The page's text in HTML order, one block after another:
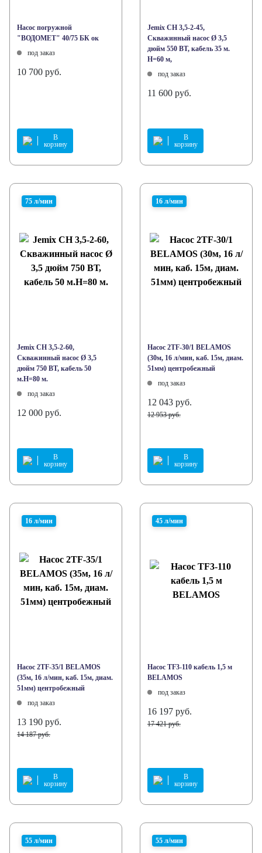
Насос погружной
"ВОДОМЕТ" 40/75 БК ок
под заказ
10 700 руб.
В
корзину
Jemix СН 3,5-2-45,
Скважинный насос Ø 3,5
дюйм 550 ВТ, кабель 35 м.
H=60 м,
под заказ
11 600 руб.
В
корзину
75 л/мин
Jemix СН 3,5-2-60,
Скважинный насос Ø 3,5
дюйм 750 ВТ, кабель 50
м.H=80 м.
под заказ
12 000 руб.
В
корзину
16 л/мин
Насос 2TF-30/1 BELAMOS
(30м, 16 л/мин, каб. 15м, диам.
51мм) центробежный
под заказ
12 043 руб.
12 953 руб.
В
корзину
16 л/мин
Насос 2TF-35/1 BELAMOS
(35м, 16 л/мин, каб. 15м, диам.
51мм) центробежный
под заказ
13 190 руб.
14 187 руб.
В
корзину
45 л/мин
Насос TF3-110 кабель 1,5 м
BELAMOS
под заказ
16 197 руб.
17 421 руб.
В
корзину
55 л/мин 55 л/мин